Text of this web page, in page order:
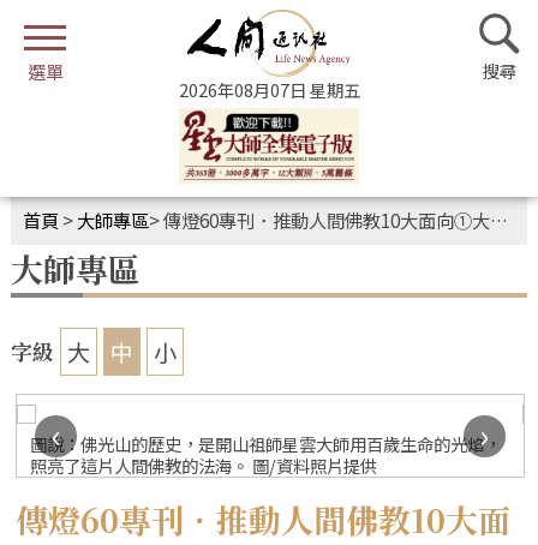
2026年08月07日 星期五
首頁 >大師專區>傳燈60專刊．推動人間佛教10大面向①大師人格魅力——何以星雲 如是星雲
大師專區
字級 大 中 小
圖說：佛光山的歷史，是開山祖師星雲大師用百歲生命的光焰，
照亮了這片人間佛教的法海。 圖/資料照片提供
‹
›
傳燈60專刊．推動人間佛教10大面